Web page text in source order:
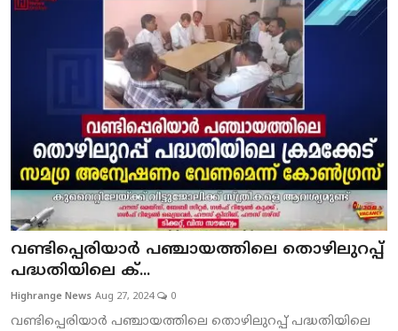
വണ്ടിപ്പെരിയാര്‍ പഞ്ചായത്തിലെ തൊഴിലുറപ്പ്
പദ്ധതിയിലെ ക്...
Highrange News Aug 27, 2024 0
വണ്ടിപ്പെരിയാര്‍ പഞ്ചായത്തിലെ തൊഴിലുറപ്പ് പദ്ധതിയിലെ